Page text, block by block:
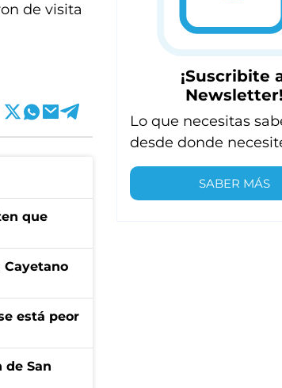
de visita
que
Cayetano
está peor
San
¡Suscribite
Newsletter!
Lo que necesitas
desde donde
SABER MÁS